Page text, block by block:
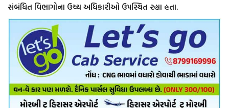
સંબંધિત વિભાગોના ઉચ્ચ અધિકારીઓ ઉપસ્થિત રહ્યા હતા.